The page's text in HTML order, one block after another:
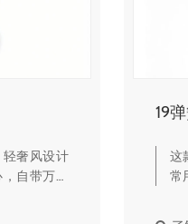
轻奢风设计
自带万向
奢电镀，
19
这
常